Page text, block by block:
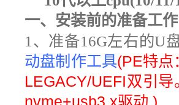
一、安装前的准备工作
1 、准备16G左右的U
动盘制作工具(PE特点
LEGACY/UEFI双引导
nvme+usb3.x驱动 )